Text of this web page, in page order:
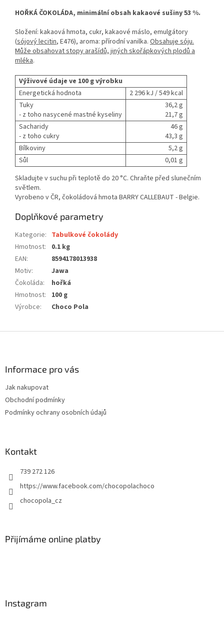
HOŘKÁ ČOKOLÁDA, minimální obsah kakaové sušiny 53 %.
Složení: kakaová hmota, cukr, kakaové máslo, emulgátory
(sójový lecitin, E476), aroma: přírodní vanilka. Obsahuje sóju.
Může obsahovat stopy arašídů, jiných skořápkových plodů a
mléka.
Výživové údaje ve 100 g výrobku
Energetická hodnota
2 296 kJ / 549 kcal
Tuky
- z toho nasycené mastné kyseliny
36,2 g
21,7 g
Sacharidy
- z toho cukry
46 g
43,3 g
Bílkoviny
5,2 g
Sůl
0,01 g
Skladujte v suchu při teplotě do 20 °C. Chraňte před slunečním
světlem.
Vyrobeno v ČR, čokoládová hmota BARRY CALLEBAUT - Belgie.
Doplňkové parametry
Kategorie: Tabulkové čokolády
Hmotnost:
0.1 kg
EAN:
8594178013938
Motiv:
Jawa
Čokoláda:
hořká
Hmotnost:
100 g
Výrobce: Choco Pola
Informace pro vás
Jak nakupovat
Obchodní podmínky
Podmínky ochrany osobních údajů
Kontakt
739 272 126
https://www.facebook.com/chocopolachoco
chocopola_cz
Přijímáme online platby
Instagram